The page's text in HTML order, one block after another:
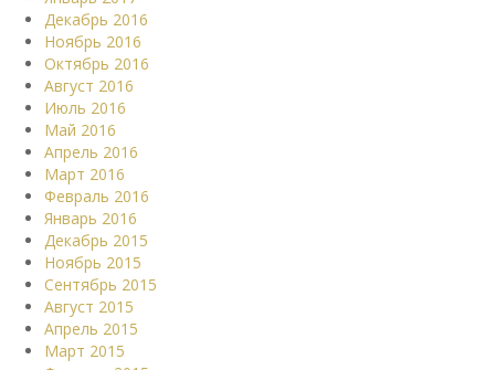
Декабрь 2016
Ноябрь 2016
Октябрь 2016
Август 2016
Июль 2016
Май 2016
Апрель 2016
Март 2016
Февраль 2016
Январь 2016
Декабрь 2015
Ноябрь 2015
Сентябрь 2015
Август 2015
Апрель 2015
Март 2015